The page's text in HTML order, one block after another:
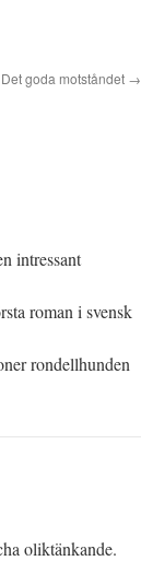
goda motståndet →
intressant
roman i svensk
rondellhunden
oliktänkande.